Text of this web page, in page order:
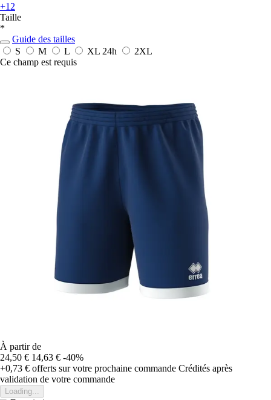
+12
Taille
*
Guide des tailles
S
M L XL 24h
2XL
Ce champ est requis
À partir de
24,50 € 14,63 € -40%
+0,73 € offerts sur votre prochaine commande Crédités après
validation de votre commande
Loading...